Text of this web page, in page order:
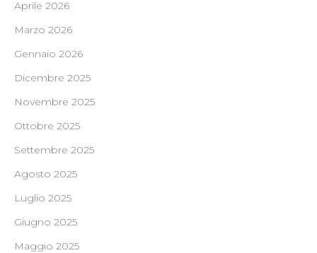
Aprile 2026
Marzo 2026
Gennaio 2026
Dicembre 2025
Novembre 2025
Ottobre 2025
Settembre 2025
Agosto 2025
Luglio 2025
Giugno 2025
Maggio 2025